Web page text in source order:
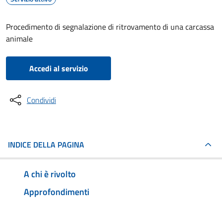
Procedimento di segnalazione di ritrovamento di una carcassa
animale
Accedi al servizio
Condividi
INDICE DELLA PAGINA
A chi è rivolto
Approfondimenti